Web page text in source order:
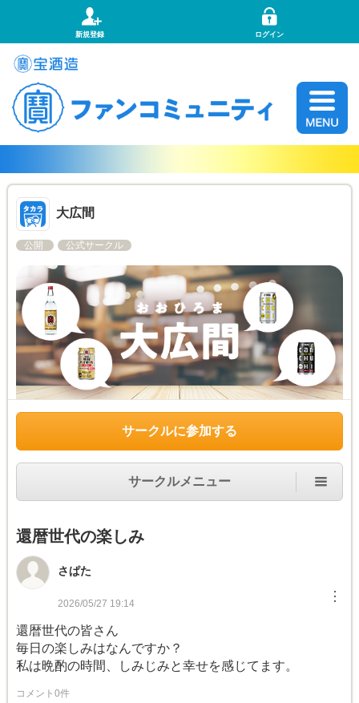
新規登録 ログイン
大広間
公開 公式サークル
サークルに参加する
サークルメニュー
還暦世代の楽しみ
さぱた
2026/05/27 19:14 ︙
還暦世代の皆さん
毎日の楽しみはなんですか？
私は晩酌の時間、しみじみと幸せを感じてます。
コメント0件